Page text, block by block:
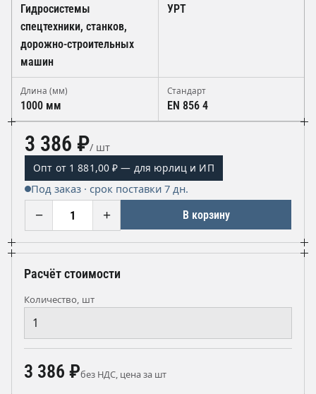
Гидросистемы
спецтехники, станков,
дорожно-строительных
машин
УРТ
Длина (мм)
1000 мм
Стандарт
EN 856 4
3 386 ₽/ шт
Опт от 1 881,00 ₽ — для юрлиц и ИП
Под заказ · срок поставки 7 дн.
− + В корзину
Расчёт стоимости
Количество, шт
3 386 ₽без НДС, цена за шт